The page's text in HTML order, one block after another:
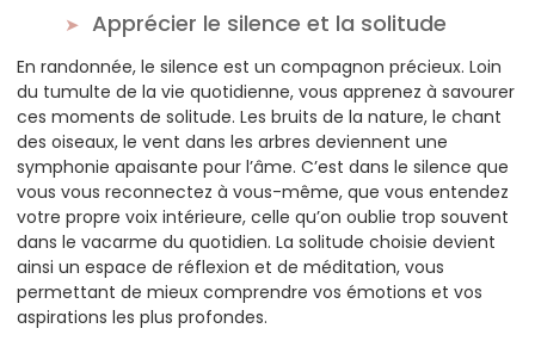
Apprécier le silence et la solitude
En randonnée, le silence est un compagnon précieux. Loin
du tumulte de la vie quotidienne, vous apprenez à savourer
ces moments de solitude. Les bruits de la nature, le chant
des oiseaux, le vent dans les arbres deviennent une
symphonie apaisante pour l’âme. C’est dans le silence que
vous vous reconnectez à vous-même, que vous entendez
votre propre voix intérieure, celle qu’on oublie trop souvent
dans le vacarme du quotidien. La solitude choisie devient
ainsi un espace de réflexion et de méditation, vous
permettant de mieux comprendre vos émotions et vos
aspirations les plus profondes.